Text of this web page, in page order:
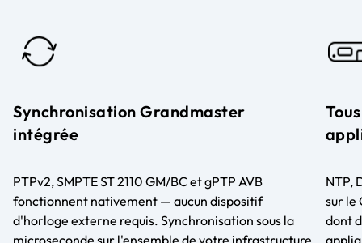
Synchronisation Grandmaster
intégrée
PTPv2, SMPTE ST 2110 GM/BC et gPTP AVB
fonctionnent nativement — aucun dispositif
d'horloge externe requis. Synchronisation sous la
microseconde sur l'ensemble de votre infrastructure
NTP,
sur le
dont